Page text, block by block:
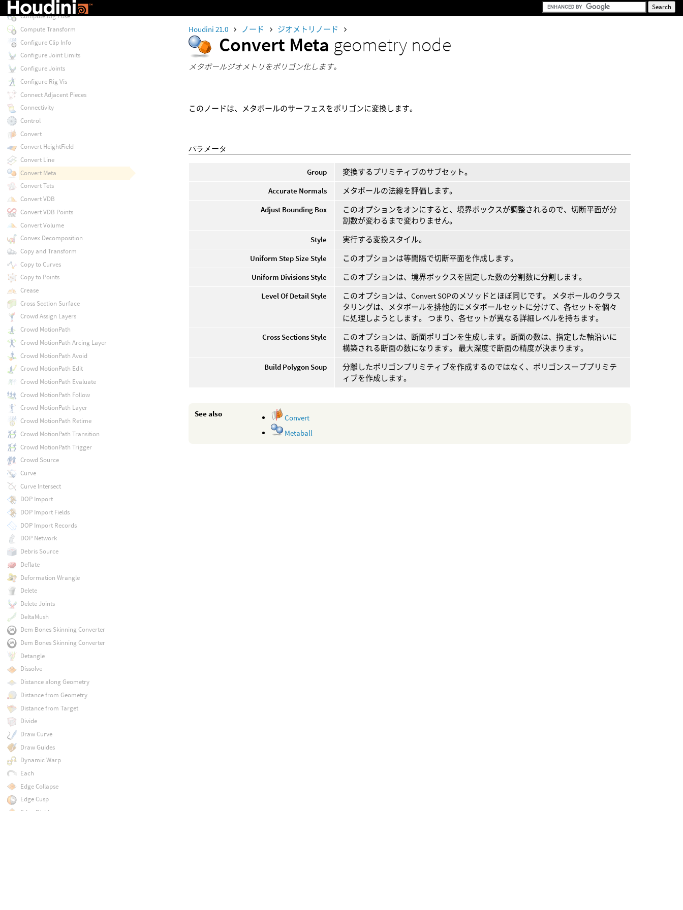
Houdini 21.0 ノード ジオメトリノード
Convert Meta geometry node
メタボールジオメトリをポリゴン化します。
このノードは、メタボールのサーフェスをポリゴンに変換します。
パラメータ
Group
変換するプリミティブのサブセット。
Accurate Normals
メタボールの法線を評価します。
Adjust Bounding Box
このオプションをオンにすると、境界ボックスが調整されるので、切断平面が分
割数が変わるまで変わりません。
Style
実行する変換スタイル。
Uniform Step Size Style
このオプションは等間隔で切断平面を作成します。
Uniform Divisions Style
このオプションは、境界ボックスを固定した数の分割数に分割します。
Level Of Detail Style
このオプションは、Convert SOPのメソッドとほぼ同じです。 メタボールのクラス
タリングは、メタボールを排他的にメタボールセットに分けて、各セットを個々
に処理しようとします。 つまり、各セットが異なる詳細レベルを持ちます。
Cross Sections Style
このオプションは、断面ポリゴンを生成します。断面の数は、指定した軸沿いに
構築される断面の数になります。 最大深度で断面の精度が決まります。
Build Polygon Soup
分離したポリゴンプリミティブを作成するのではなく、ポリゴンスーププリミテ
ィブを作成します。
See also
Convert
Metaball
Comb
Compute Rig Pose
Compute Transform
Configure Clip Info
Configure Joint Limits
Configure Joints
Configure Rig Vis
Connect Adjacent Pieces
Connectivity
Control
Convert
Convert HeightField
Convert Line
Convert Meta
Convert Tets
Convert VDB
Convert VDB Points
Convert Volume
Convex Decomposition
Copy and Transform
Copy to Curves
Copy to Points
Crease
Cross Section Surface
Crowd Assign Layers
Crowd MotionPath
Crowd MotionPath Arcing Layer
Crowd MotionPath Avoid
Crowd MotionPath Edit
Crowd MotionPath Evaluate
Crowd MotionPath Follow
Crowd MotionPath Layer
Crowd MotionPath Retime
Crowd MotionPath Transition
Crowd MotionPath Trigger
Crowd Source
Curve
Curve Intersect
DOP Import
DOP Import Fields
DOP Import Records
DOP Network
Debris Source
Deflate
Deformation Wrangle
Delete
Delete Joints
DeltaMush
Dem Bones Skinning Converter
Dem Bones Skinning Converter
Detangle
Dissolve
Distance along Geometry
Distance from Geometry
Distance from Target
Divide
Draw Curve
Draw Guides
Dynamic Warp
Each
Edge Collapse
Edge Cusp
Edge Divide